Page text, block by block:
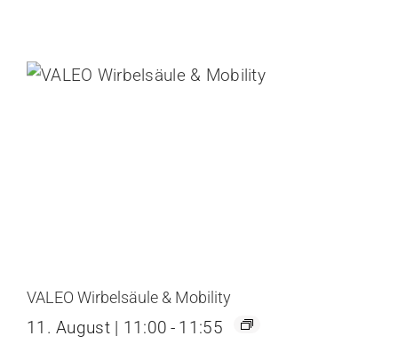
VALEO Wirbelsäule & Mobility
11. August | 11:00 - 11:55